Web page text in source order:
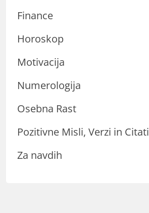
Finance
Horoskop
Motivacija
Numerologija
Osebna Rast
Pozitivne Misli, Verzi in Citati
Za navdih